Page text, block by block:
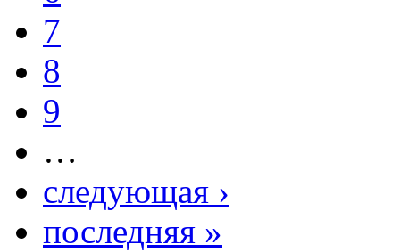
7
8
9
…
следующая ›
последняя »